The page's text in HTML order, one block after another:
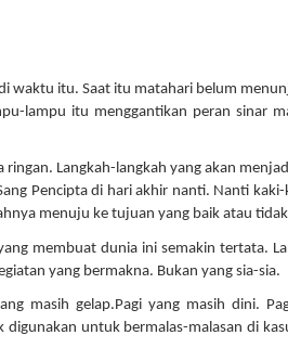
waktu itu. Saat itu matahari belum
lampu itu menggantikan peran sinar
Langkah-langkah yang akan
Pencipta di hari akhir nanti. Nanti kaki-
menuju ke tujuan yang baik atau
membuat dunia ini semakin tertata.
yang bermakna. Bukan yang sia-sia.
masih gelap.Pagi yang masih dini.
untuk bermalas-malasan di